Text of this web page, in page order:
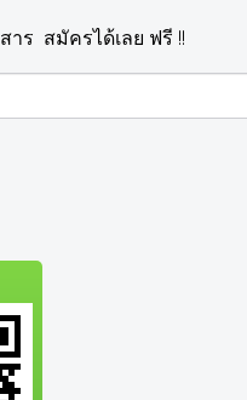
ร สมัครได้เลย ฟรี !!